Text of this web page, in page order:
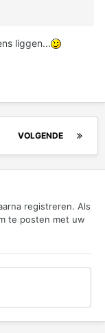
liggen...
VOLGENDE
registreren. Als
te posten met uw